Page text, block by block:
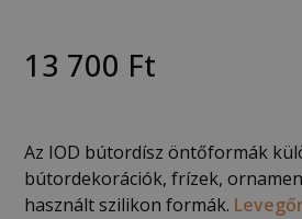
13 700 Ft
Az IOD bútordísz öntőformák
bútordekorációk, frízek,
használt szilikon formák.